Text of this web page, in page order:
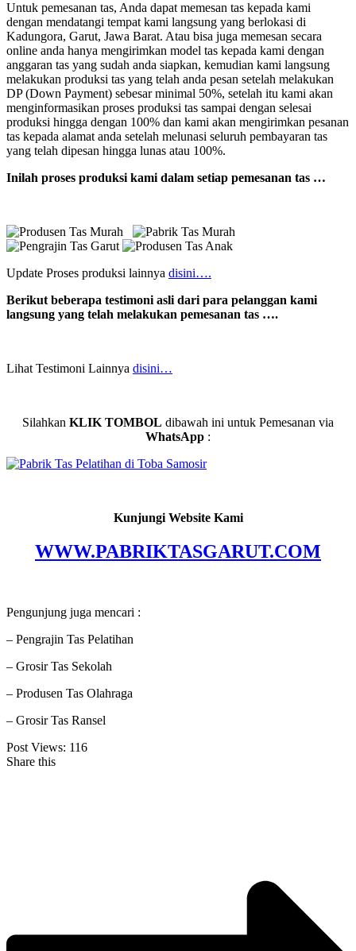
Untuk pemesanan tas, Anda dapat memesan tas kepada kami
dengan mendatangi tempat kami langsung yang berlokasi di
Kadungora, Garut, Jawa Barat. Atau bisa juga memesan secara
online anda hanya mengirimkan model tas kepada kami dengan
anggaran tas yang sudah anda siapkan, kemudian kami langsung
melakukan produksi tas yang telah anda pesan setelah melakukan
DP (Down Payment) sebesar minimal 50%, setelah itu kami akan
menginformasikan proses produksi tas sampai dengan selesai
produksi hingga dengan 100% dan kami akan mengirimkan pesanan
tas kepada alamat anda setelah melunasi seluruh pembayaran tas
yang telah dipesan hingga lunas atau 100%.
Inilah proses produksi kami dalam setiap pemesanan tas …
Update Proses produksi lainnya disini….
Berikut beberapa testimoni asli dari para pelanggan kami
langsung yang telah melakukan pemesanan tas ….
Lihat Testimoni Lainnya disini…
Silahkan KLIK TOMBOL dibawah ini untuk Pemesanan via
WhatsApp :
Kunjungi Website Kami
WWW.PABRIKTASGARUT.COM
Pengunjung juga mencari :
– Pengrajin Tas Pelatihan
– Grosir Tas Sekolah
– Produsen Tas Olahraga
– Grosir Tas Ransel
Post Views: 116
Share this